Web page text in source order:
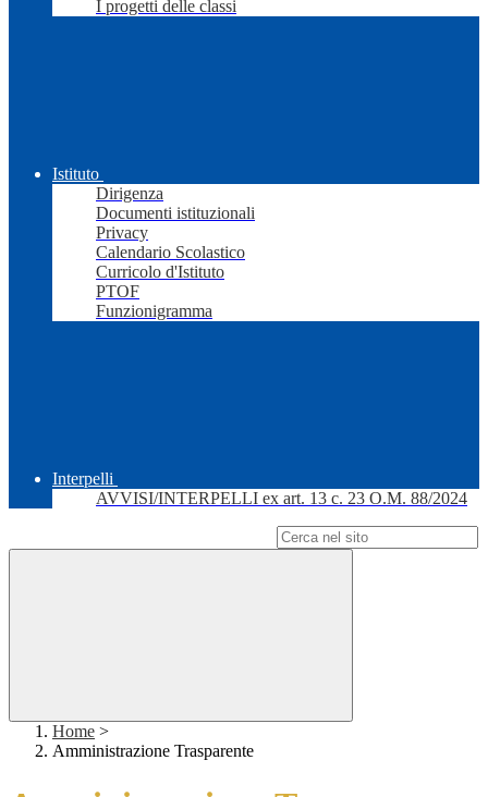
I progetti delle classi
Istituto
Dirigenza
Documenti istituzionali
Privacy
Calendario Scolastico
Curricolo d'Istituto
PTOF
Funzionigramma
Interpelli
AVVISI/INTERPELLI ex art. 13 c. 23 O.M. 88/2024
Home >
Amministrazione Trasparente